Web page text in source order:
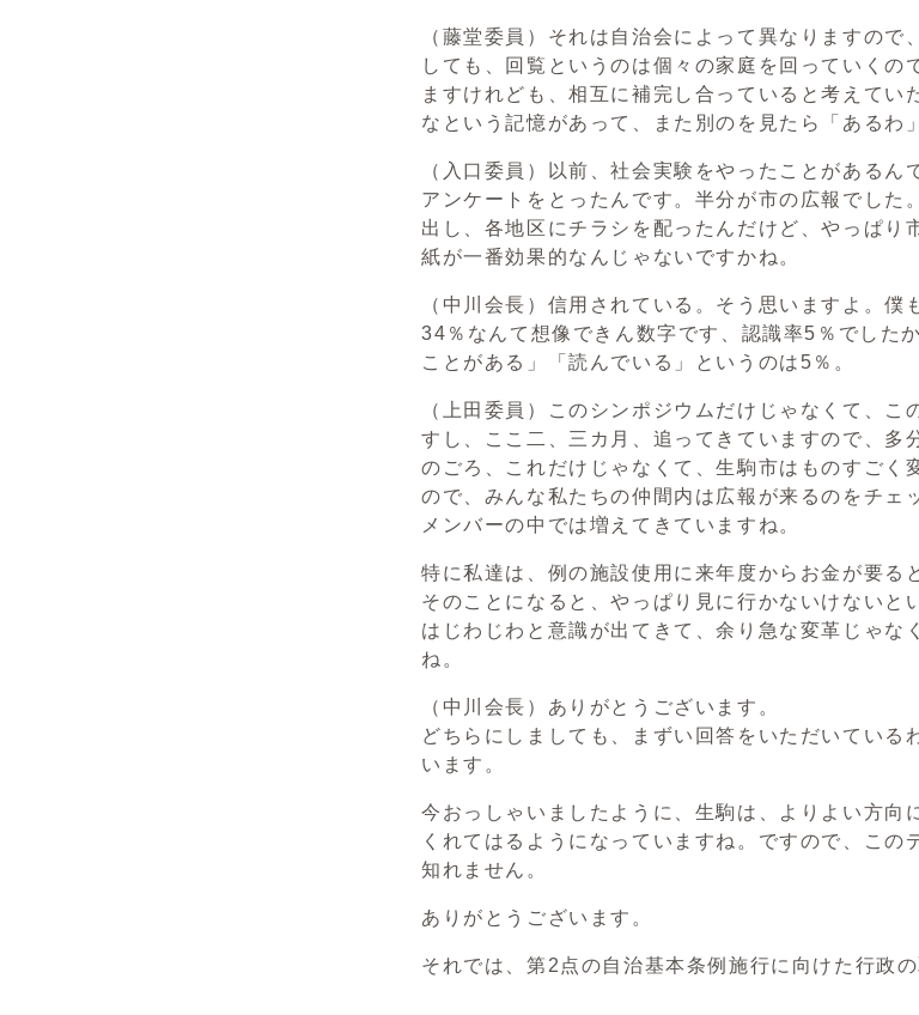
（藤堂委員）それは自治会によって異なりますの
しても、回覧というのは個々の家庭を回っていく
ますけれども、相互に補完し合っていると考えて
なという記憶があって、また別のを見たら「あるわ
（入口委員）以前、社会実験をやったことがある
アンケートをとったんです。半分が市の広報でし
出し、各地区にチラシを配ったんだけど、やっぱ
紙が一番効果的なんじゃないですかね。
（中川会長）信用されている。そう思いますよ。
34％なんて想像できん数字です、認識率5％でした
ことがある」「読んでいる」というのは5％。
（上田委員）このシンポジウムだけじゃなくて、
すし、ここ二、三カ月、追ってきていますので、多
のごろ、これだけじゃなくて、生駒市はものすごく
ので、みんな私たちの仲間内は広報が来るのをチェ
メンバーの中では増えてきていますね。
特に私達は、例の施設使用に来年度からお金が要る
そのことになると、やっぱり見に行かないけない
はじわじわと意識が出てきて、余り急な変革じゃ
ね。
（中川会長）ありがとうございます。
どちらにしましても、まずい回答をいただいてい
います。
今おっしゃいましたように、生駒は、よりよい方向
くれてはるようになっていますね。ですので、こ
知れません。
ありがとうございます。
それでは、第2点の自治基本条例施行に向けた行政